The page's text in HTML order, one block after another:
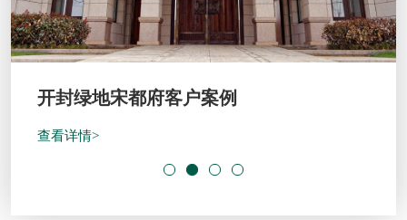
开封绿地宋都府客户案例
查看详情>